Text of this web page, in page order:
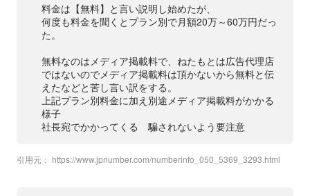
料金は【無料】と言い説明し始めたが、
何度も料金を聞くとプラン別で月額20万～60万円だっ
た。
無料なのはメディア掲載料で、ねたもとは広告代理店
ではないのでメディア掲載料は頂かないから無料と伝
えたなどと苦し言い訳をする。
上記プラン別料金に加え別途メディア掲載料がかかる
様子
社長宛でかかってくる 騙されないよう要注意
引用元： https://www.jpnumber.com/numberinfo_050_5369_3293.html